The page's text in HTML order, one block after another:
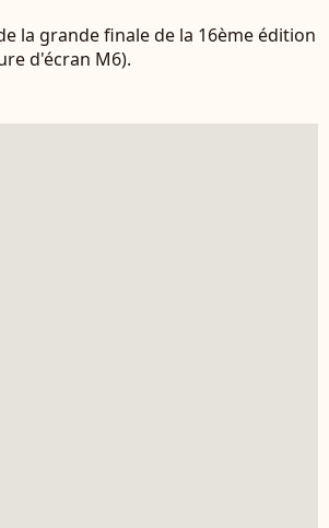
la grande finale de la 16ème édition
d'écran M6).